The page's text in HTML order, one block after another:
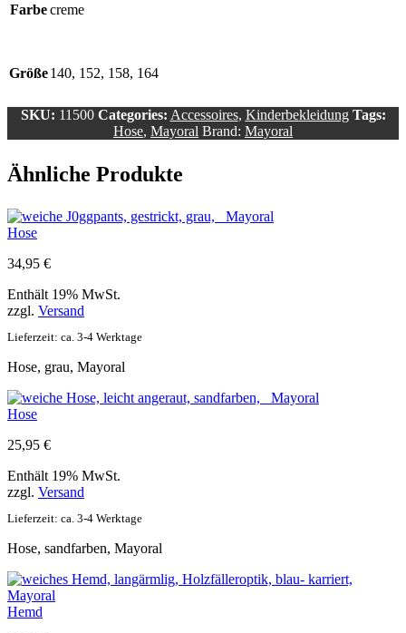
Farbecreme
Größe140, 152, 158, 164
SKU: 11500 Categories: Accessoires, Kinderbekleidung Tags:
Hose, Mayoral Brand: Mayoral
Ähnliche Produkte
Hose
34,95 €
Enthält 19% MwSt.
zzgl. Versand
Lieferzeit: ca. 3-4 Werktage
Hose, grau, Mayoral
Hose
25,95 €
Enthält 19% MwSt.
zzgl. Versand
Lieferzeit: ca. 3-4 Werktage
Hose, sandfarben, Mayoral
Hemd